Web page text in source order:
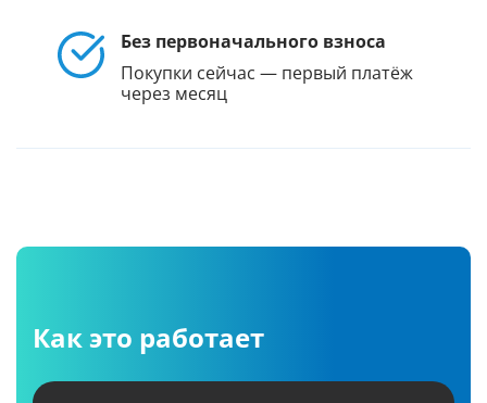
Без первоначального взноса
Покупки сейчас — первый платёж
через месяц
Как это работает